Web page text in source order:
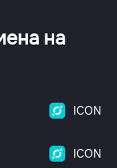
на
ICON
ICON